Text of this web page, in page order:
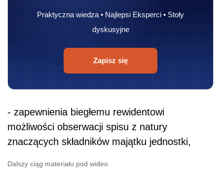
Praktyczna wiedza • Najlepsi Eksperci • Stoły
dyskusyjne
Zapisz się
- zapewnienia biegłemu rewidentowi
możliwości obserwacji spisu z natury
znaczących składników majątku jednostki,
Dalszy ciąg materiału pod wideo